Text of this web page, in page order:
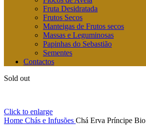
Fruta Desidratada
Frutos Secos
Manteigas de Frutos secos
Massas e Leguminosas
Papinhas do Sebastião
Sementes
Contactos
Sold out
Click to enlarge
Home Chás e Infusões Chá Erva Príncipe Bio